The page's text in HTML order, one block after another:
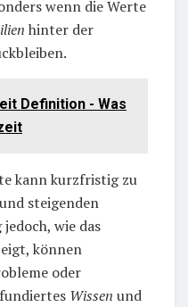
wenn die Werte
hinter der
Definition - Was
kann kurzfristig zu
steigenden
wie das
können
oder
Wissen und